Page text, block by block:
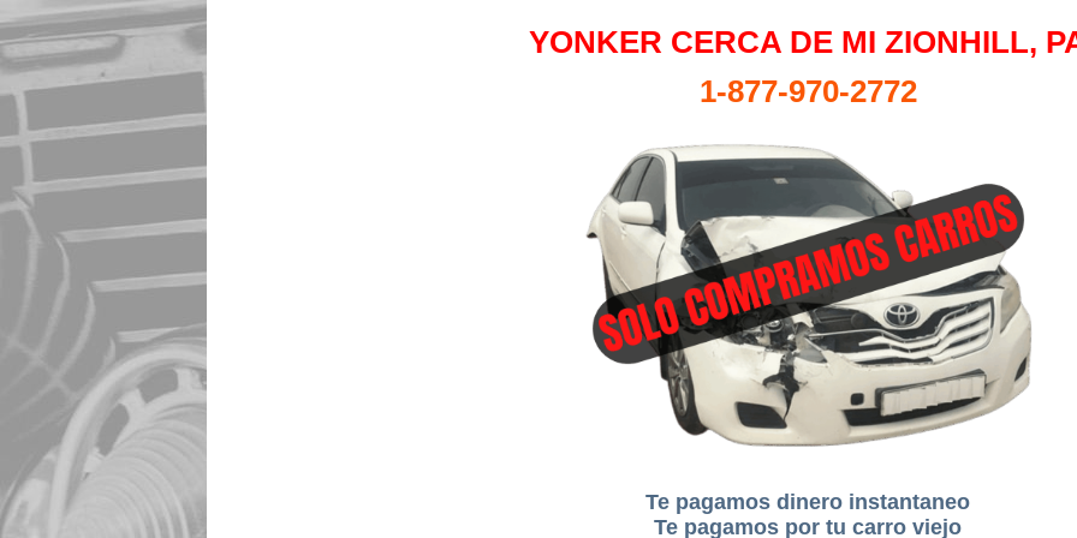
YONKER CERCA DE MI ZIONHILL,
1-877-970-2772
Te pagamos dinero instantaneo
Te pagamos por tu carro viejo